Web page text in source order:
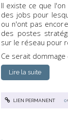
Il existe ce que
des jobs pour
ou n'ont pas
des postes
sur le réseau pour
Ce serait
Lire la suite
LIEN PERMANENT 0